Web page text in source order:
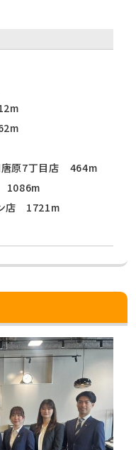
唐原7丁目店 464m
1086m
店 1721m